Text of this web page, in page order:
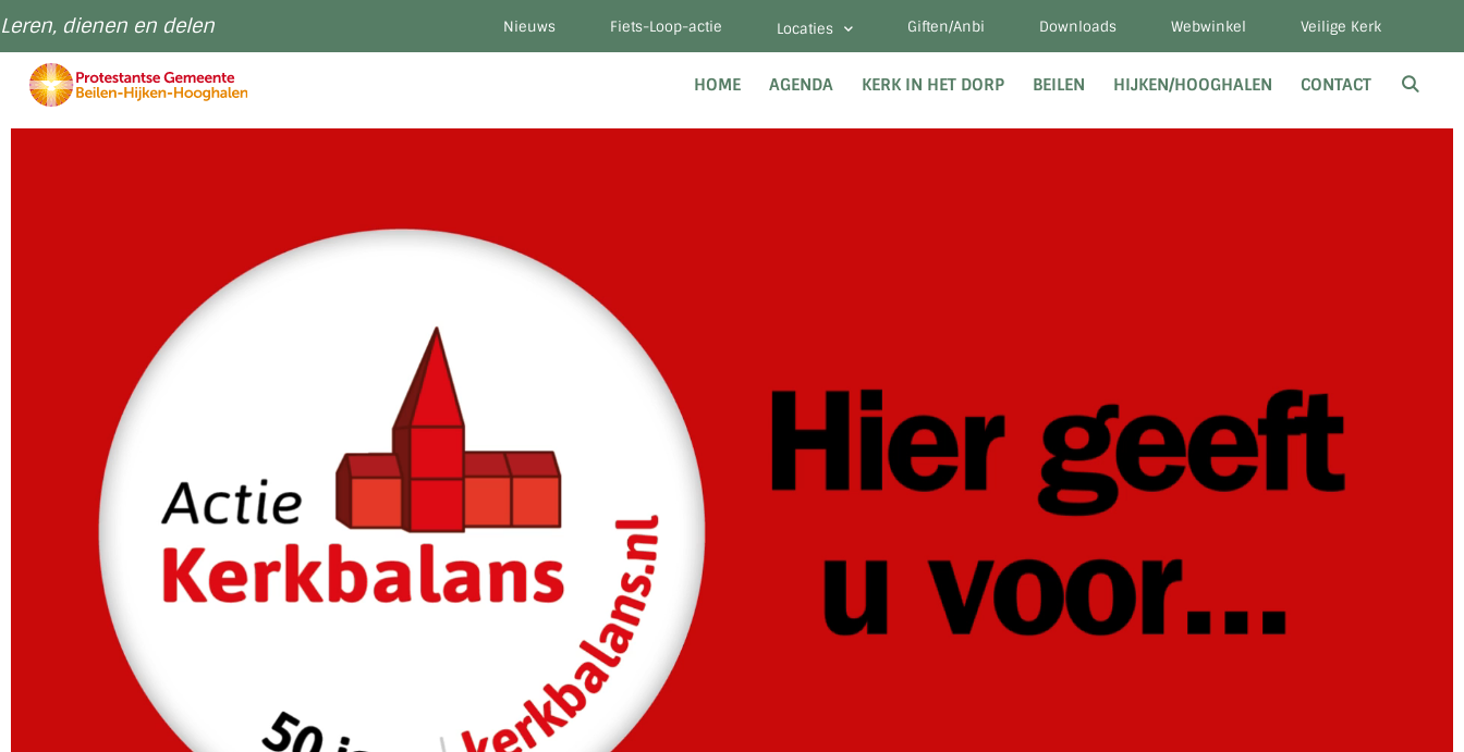
Leren, dienen en delen Nieuws Fiets-Loop-actie Locaties Giften/Anbi Downloads Webwinkel Veilige Kerk
HOME AGENDA KERK IN HET DORP BEILEN HIJKEN/HOOGHALEN CONTACT